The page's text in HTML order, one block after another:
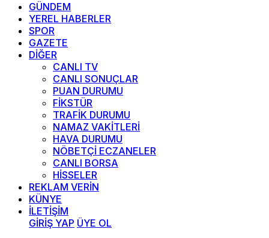
GÜNDEM
YEREL HABERLER
SPOR
GAZETE
DİĞER
CANLI TV
CANLI SONUÇLAR
PUAN DURUMU
FİKSTÜR
TRAFİK DURUMU
NAMAZ VAKİTLERİ
HAVA DURUMU
NÖBETÇİ ECZANELER
CANLI BORSA
HİSSELER
REKLAM VERİN
KÜNYE
İLETİŞİM
GİRİŞ YAP ÜYE OL